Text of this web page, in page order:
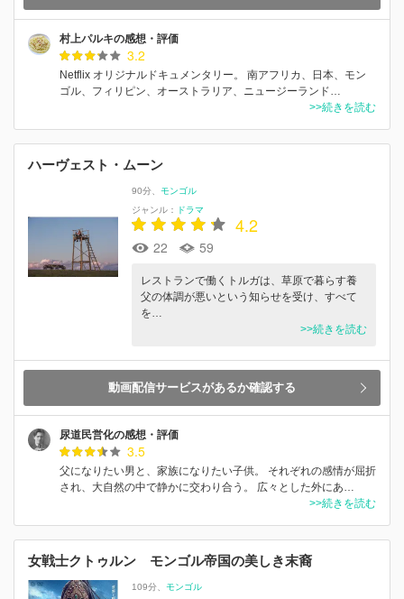
村上パルキの感想・評価
3.2
Netflix オリジナルドキュメンタリー。 南アフリカ、日本、モン
ゴル、フィリピン、オーストラリア、ニュージーランド…
>>続きを読む
ハーヴェスト・ムーン
90分
モンゴル
ジャンル：
ドラマ
4.2
22 59
レストランで働くトルガは、草原で暮らす養
父の体調が悪いという知らせを受け、すべて
を…
>>続きを読む
動画配信サービスがあるか確認する
尿道民営化の感想・評価
3.5
父になりたい男と、家族になりたい子供。 それぞれの感情が屈折
され、大自然の中で静かに交わり合う。 広々とした外にあ…
>>続きを読む
女戦士クトゥルン モンゴル帝国の美しき末裔
109分
モンゴル